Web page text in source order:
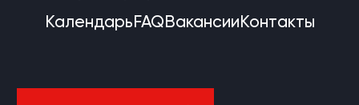
КалендарьFAQВакансииКонтакты